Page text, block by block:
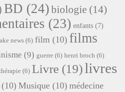
BD (24) biologie (14)
(23) enfants (7)
news (6) film (10) films
(9) guerre (6) henri broch (6)
(6) Livre (19)livres
(10) Musique (10) médecine